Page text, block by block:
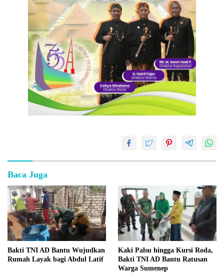
Baca Juga
Bakti TNI AD Bantu Wujudkan
Rumah Layak bagi Abdul Latif
Kaki Palsu hingga Kursi Roda,
Bakti TNI AD Bantu Ratusan
Warga Sumenep